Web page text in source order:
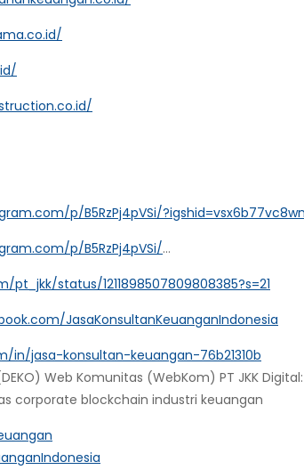
p/B5RzPj4pVSi/
p/B5RzPj4pVSi/…
status/1211898507809808385?s=21
JasaKonsultanKeuanganIndonesia
in/jasa-konsultan-keuangan-76b21310b
Web Komunitas (WebKom) PT JKK Digital:
corporate blockchain industri keuangan